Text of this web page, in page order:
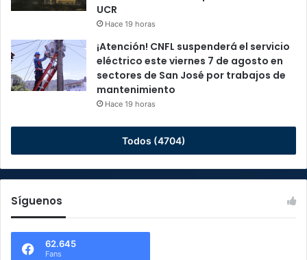
UCR
Hace 19 horas
¡Atención! CNFL suspenderá el servicio
eléctrico este viernes 7 de agosto en
sectores de San José por trabajos de
mantenimiento
Hace 19 horas
Todos (4704)
Síguenos
62.645
Fans